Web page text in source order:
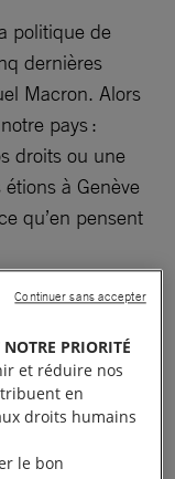
politique de
dernières
Macron. Alors
pays :
droits ou une
à Genève
qu’en pensent
ÇA
un cycle
dialogue
NOTRE PRIORITÉ
et réduire nos
en
droits humains
le bon
Continuer sans accepter